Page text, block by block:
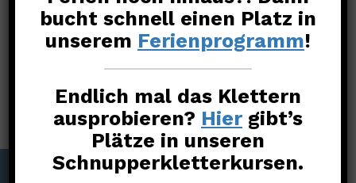
Lass Dich ausbilden Petzl Routenbau Scarpa
Sicher Sichern Sicherungsgeräte Testevent Video
bucht schnell einen Platz in
unserem Ferienprogramm!
Endlich mal das Klettern
ausprobieren? Hier gibt’s
Plätze in unseren
Schnupperkletterkursen.